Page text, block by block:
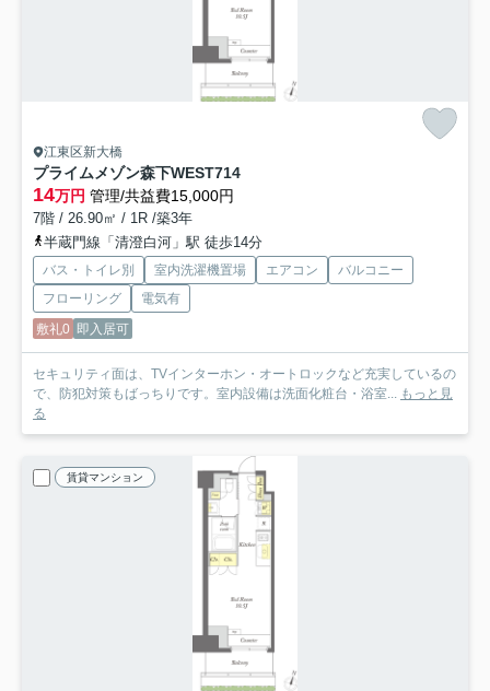
江東区新大橋
プライムメゾン森下WEST714
14万円 管理/共益費15,000円
7階 / 26.90㎡ / 1R /築3年
半蔵門線「清澄白河」駅 徒歩14分
バス・トイレ別 室内洗濯機置場 エアコン
バルコニー
フローリング
電気有
敷礼0 即入居可
セキュリティ面は、TVインターホン・オートロックなど充実しているの
で、防犯対策もばっちりです。室内設備は洗面化粧台・浴室... もっと見
る
賃貸マンション